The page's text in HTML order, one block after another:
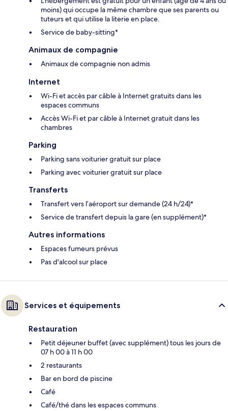
moins) qui occupe la même chambre que ses parents ou
tuteurs et qui utilise la literie en place.
Service de baby-sitting*
Animaux de compagnie
Animaux de compagnie non admis
Internet
Wi-Fi et accès par câble à Internet gratuits dans les
espaces communs
Accès Wi-Fi et par câble à Internet gratuit dans les
chambres
Parking
Parking sans voiturier gratuit sur place
Parking avec voiturier gratuit sur place
Transferts
Transfert vers l’aéroport sur demande (24 h/24)*
Service de transfert depuis la gare (en supplément)*
Autres informations
Espaces fumeurs prévus
Pas d'alcool sur place
Services et équipements
Restauration
Petit déjeuner buffet (avec supplément) tous les jours de
07 h 00 à 11 h 00
2 restaurants
Bar en bord de piscine
Café
Café/thé dans les espaces communs